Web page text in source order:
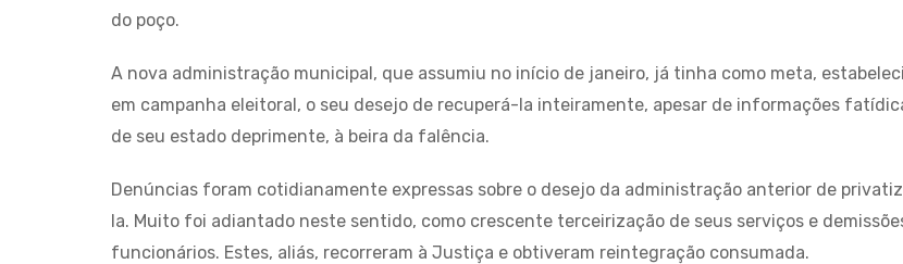
do poço.
A nova administração municipal, que assumiu no início de janeiro, já tinha como meta,
em campanha eleitoral, o seu desejo de recuperá-la inteiramente, apesar de informações
de seu estado deprimente, à beira da falência.
Denúncias foram cotidianamente expressas sobre o desejo da administração anterior de
la. Muito foi adiantado neste sentido, como crescente terceirização de seus serviços e
funcionários. Estes, aliás, recorreram à Justiça e obtiveram reintegração consumada.